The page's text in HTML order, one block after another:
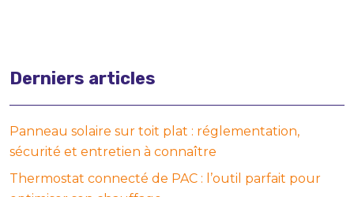
Derniers articles
Panneau solaire sur toit plat : réglementation,
sécurité et entretien à connaître
Thermostat connecté de PAC : l’outil parfait pour